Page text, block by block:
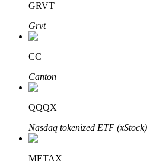
Изучите стейкинг
Узнайте о пассивном доходе
GRVT
Grvt
CC
Canton
QQQX
Nasdaq tokenized ETF (xStock)
METAX